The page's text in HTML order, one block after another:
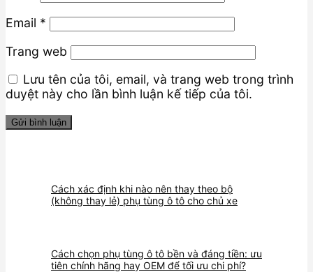
Email *
Trang web
Lưu tên của tôi, email, và trang web trong trình
duyệt này cho lần bình luận kế tiếp của tôi.
Cách xác định khi nào nên thay theo bộ
(không thay lẻ) phụ tùng ô tô cho chủ xe
Cách chọn phụ tùng ô tô bền và đáng tiền: ưu
tiên chính hãng hay OEM để tối ưu chi phí?